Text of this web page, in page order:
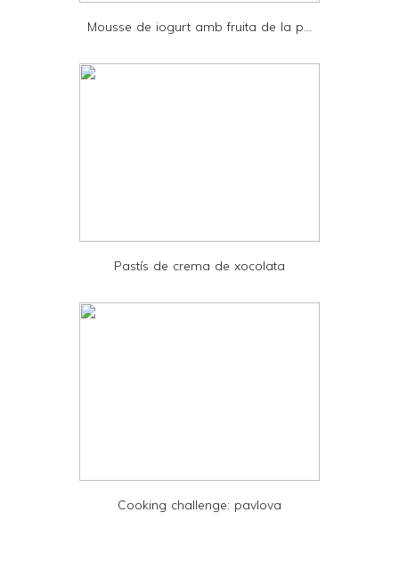
d
Mousse de iogurt amb fruita de la p...
Pastís de crema de xocolata
Cooking challenge: pavlova